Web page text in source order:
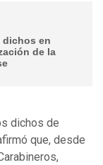
dichos en
de la
dichos de
que, desde